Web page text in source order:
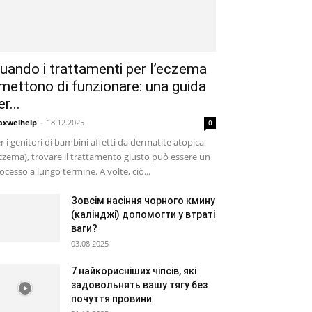
i trattamenti per l’eczema
di funzionare: una guida
- 18.12.2025 0
i genitori di bambini affetti da dermatite atopica
trovare il trattamento giusto può essere un
a lungo termine. A volte, ciò...
Зовсім насіння чорного кмину
(калінджі) допомогти у втраті
ваги?
03.08.2025
7 найкорисніших чіпсів, які
задовольнять вашу тягу без
почуття провини